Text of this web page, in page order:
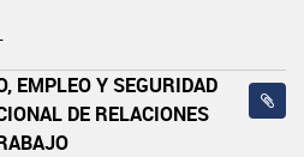
EMPLEO Y SEGURIDAD
DE RELACIONES